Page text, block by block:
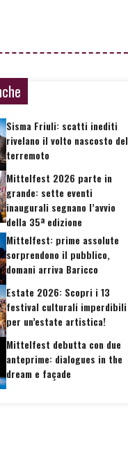
Sisma Friuli: scatti inediti
rivelano il volto nascosto del
terremoto
Mittelfest 2026 parte in
grande: sette eventi
inaugurali segnano l’avvio
della 35ª edizione
Mittelfest: prime assolute
sorprendono il pubblico,
domani arriva Baricco
Estate 2026: Scopri i 13
festival culturali imperdibili
per un’estate artistica!
Mittelfest debutta con due
anteprime: dialogues in the
dream e façade